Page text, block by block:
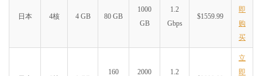
日本 4核 4 GB 80 GB
1000
GB
1.2
Gbps
$1559.99
即
购
买
160
2000
1.2
立
即